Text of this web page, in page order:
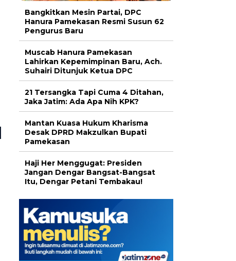
Bangkitkan Mesin Partai, DPC
Hanura Pamekasan Resmi Susun 62
Pengurus Baru
Muscab Hanura Pamekasan
Lahirkan Kepemimpinan Baru, Ach.
Suhairi Ditunjuk Ketua DPC
21 Tersangka Tapi Cuma 4 Ditahan,
Jaka Jatim: Ada Apa Nih KPK?
Mantan Kuasa Hukum Kharisma
Desak DPRD Makzulkan Bupati
Pamekasan
Haji Her Menggugat: Presiden
Jangan Dengar Bangsat-Bangsat
Itu, Dengar Petani Tembakau!